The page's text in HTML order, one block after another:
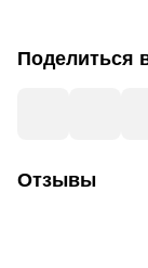
Поделиться
Отзывы